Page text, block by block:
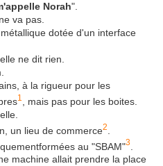
Norah".
va pas.
dotée d'un interface
ne dit rien.
à la rigueur pour les
1
, mais pas pour les boites.
un lieu de commerce2
au "SBAM"3
machine allait prendre la place